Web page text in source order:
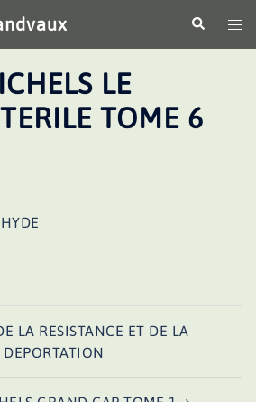
le
LE
TOME 6
LA RESISTANCE ET DE LA
DEPORTATION